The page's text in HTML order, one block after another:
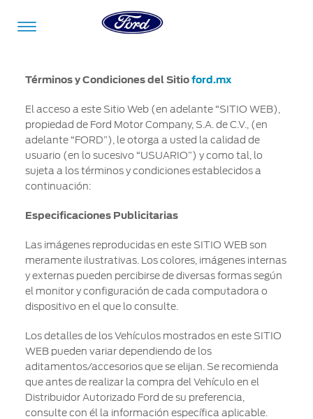
Vehículos
Compra
Compra
Cotízalos
Manéjalos
Promociones
Ford
Custom
Garage
Catálogos
ShowroomVirtual
Showroom
Virtual
Propietarios
Servicio
Beneficios
Servicio
Extensión
Garantía
Ford
D-
Tect
Colisión y
Ford
Mi
Ford
Cita de
Servicio
Promociones
de Servicio
Tecnologías
Tecnologías
Asistencia
Conectividad
Confort
Desempeño
Seguridad
Trabajo
Financiamiento
Ford
App
Iniciar
Sesión
Sesión
Iniciar
Sesión
Registrarse
Cambiar
Contraseña
Términos y Condiciones del Sitioford.mx
El acceso a este Sitio Web (en adelante “SITIO WEB),
propiedad de Ford Motor Company, S.A. de C.V., (en
adelante “FORD”), le otorga a usted la calidad de
usuario (en lo sucesivo “USUARIO”) y como tal, lo
sujeta a los términos y condiciones establecidos a
continuación:
Especificaciones Publicitarias
Las imágenes reproducidas en este SITIO WEB son
meramente ilustrativas. Los colores, imágenes internas
y externas pueden percibirse de diversas formas según
el monitor y configuración de cada computadora o
dispositivo en el que lo consulte.
Los detalles de los Vehículos mostrados en este SITIO
WEB pueden variar dependiendo de los
aditamentos/accesorios que se elijan. Se recomienda
que antes de realizar la compra del Vehículo en el
Distribuidor Autorizado Ford de su preferencia,
consulte con él la información específica aplicable.